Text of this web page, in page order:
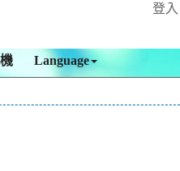
登入
Language